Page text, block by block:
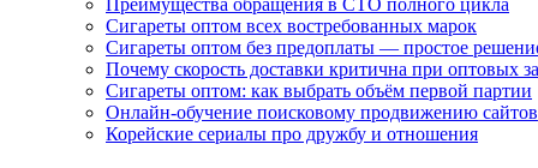
Преимущества обращения в СТО полного цикла
Сигареты оптом всех востребованных марок
Сигареты оптом без предоплаты — простое
Почему скорость доставки критична при оптовых
Сигареты оптом: как выбрать объём первой партии
Онлайн-обучение поисковому продвижению сайтов
Корейские сериалы про дружбу и отношения